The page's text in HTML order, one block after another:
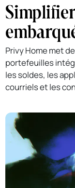
Privy Home met
portefeuilles
les soldes, les
courriels et les